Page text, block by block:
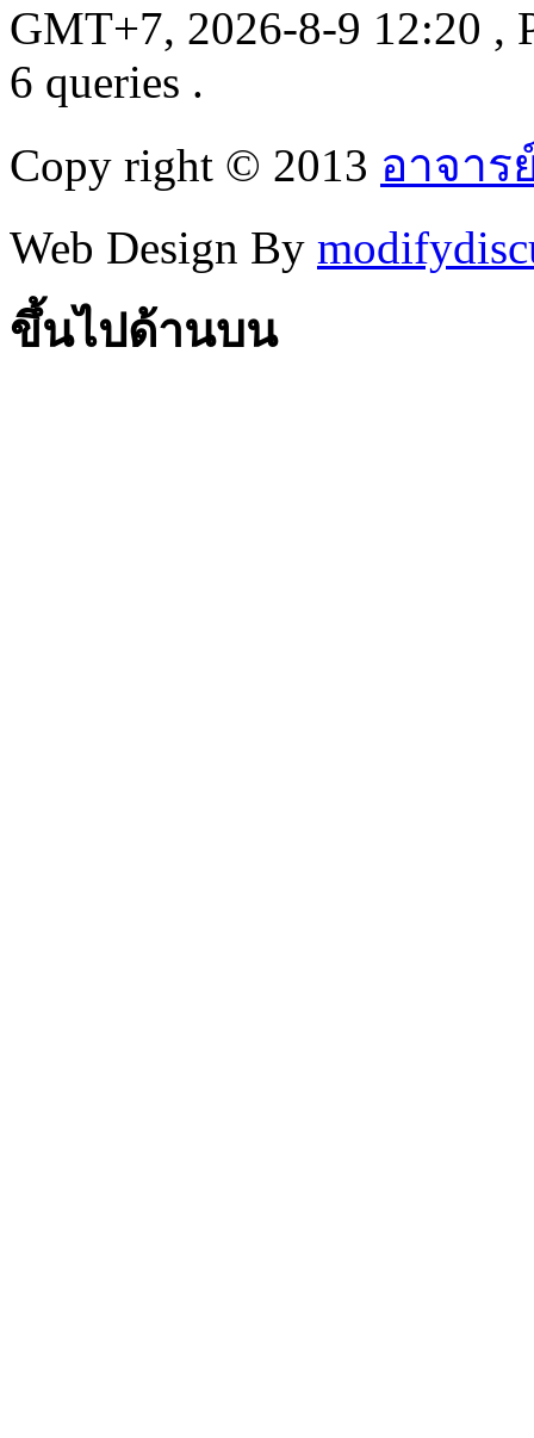
GMT+7, 2026-8-9 12:20 ,
6 queries .
Copy right © 2013 อาจาร
Web Design By
ขึ้นไปด้านบน